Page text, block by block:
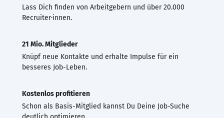
Lass Dich finden von Arbeitgebern und über 20.000
Recruiter·innen.
21 Mio. Mitglieder
Knüpf neue Kontakte und erhalte Impulse für ein
besseres Job-Leben.
Kostenlos profitieren
Schon als Basis-Mitglied kannst Du Deine Job-Suche